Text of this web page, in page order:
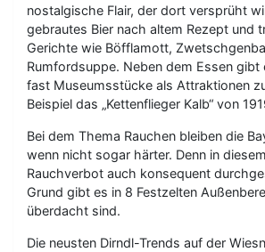
nostalgische Flair, der dort versprüht
gebrautes Bier nach altem Rezept und
Gerichte wie Böfflamott,
Rumfordsuppe. Neben dem Essen
fast Museumsstücke als Attraktionen
Beispiel das „Kettenflieger Kalb“ von
Bei dem Thema Rauchen bleiben die
wenn nicht sogar härter. Denn in
Rauchverbot auch konsequent
Grund gibt es in 8 Festzelten
überdacht sind.
Die neusten Dirndl-Trends auf der